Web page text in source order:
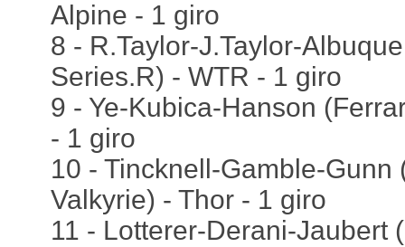
Alpine - 1 giro
8 - R.Taylor-J.Taylor-
Series.R) - WTR - 1 giro
9 - Ye-Kubica-Hanson
- 1 giro
10 - Tincknell-Gamble-Gunn
Valkyrie) - Thor - 1 giro
11 - Lotterer-Derani-Jaubert